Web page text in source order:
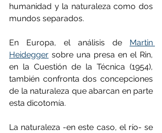
humanidad y la naturaleza como dos
mundos separados.
En Europa, el análisis de Martin
Heidegger sobre una presa en el Rin,
en la Cuestión de la Técnica (1954),
también confronta dos concepciones
de la naturaleza que abarcan en parte
esta dicotomía.
La naturaleza -en este caso, el río- se